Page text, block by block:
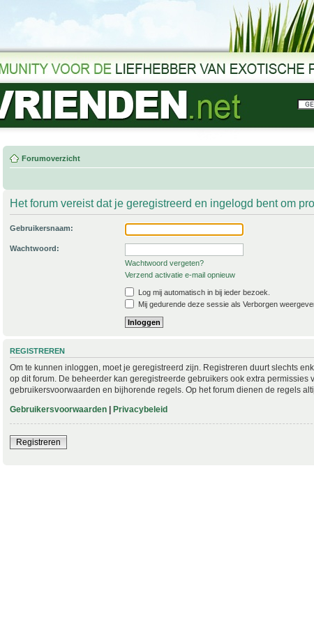
Forumoverzicht
Het forum vereist dat je geregistreerd en ingelogd bent om
Gebruikersnaam:
Wachtwoord:
Wachtwoord vergeten?
Verzend activatie e-mail opnieuw
Log mij automatisch in bij ieder bezoek.
Mij gedurende deze sessie als Verborgen
REGISTREREN
Om te kunnen inloggen, moet je geregistreerd zijn. Registreren duurt slechts
op dit forum. De beheerder kan geregistreerde gebruikers ook extra
gebruikersvoorwaarden en bijhorende regels. Op het forum dienen de regels
Gebruikersvoorwaarden | Privacybeleid
Registreren